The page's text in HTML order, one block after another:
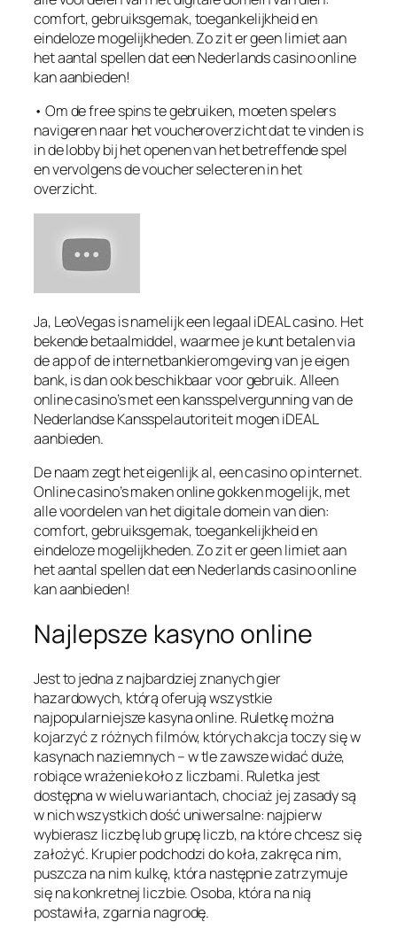
comfort, gebruiksgemak, toegankelijkheid en
eindeloze mogelijkheden. Zo zit er geen limiet aan
het aantal spellen dat een Nederlands casino online
kan aanbieden!
• Om de free spins te gebruiken, moeten spelers
navigeren naar het voucheroverzicht dat te vinden is
in de lobby bij het openen van het betreffende spel
en vervolgens de voucher selecteren in het
overzicht.
Ja, LeoVegas is namelijk een legaal iDEAL casino. Het
bekende betaalmiddel, waarmee je kunt betalen via
de app of de internetbankieromgeving van je eigen
bank, is dan ook beschikbaar voor gebruik. Alleen
online casino’s met een kansspelvergunning van de
Nederlandse Kansspelautoriteit mogen iDEAL
aanbieden.
De naam zegt het eigenlijk al, een casino op internet.
Online casino’s maken online gokken mogelijk, met
alle voordelen van het digitale domein van dien:
comfort, gebruiksgemak, toegankelijkheid en
eindeloze mogelijkheden. Zo zit er geen limiet aan
het aantal spellen dat een Nederlands casino online
kan aanbieden!
Najlepsze kasyno online
Jest to jedna z najbardziej znanych gier
hazardowych, którą oferują wszystkie
najpopularniejsze kasyna online. Ruletkę można
kojarzyć z różnych filmów, których akcja toczy się w
kasynach naziemnych – w tle zawsze widać duże,
robiące wrażenie koło z liczbami. Ruletka jest
dostępna w wielu wariantach, chociaż jej zasady są
w nich wszystkich dość uniwersalne: najpierw
wybierasz liczbę lub grupę liczb, na które chcesz się
założyć. Krupier podchodzi do koła, zakręca nim,
puszcza na nim kulkę, która następnie zatrzymuje
się na konkretnej liczbie. Osoba, która na nią
postawiła, zgarnia nagrodę.